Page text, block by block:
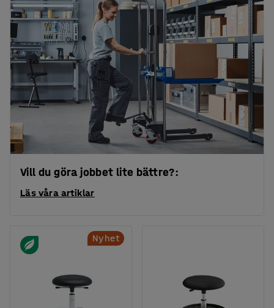
Vill du göra jobbet lite bättre?:
Läs våra artiklar
Nyhet